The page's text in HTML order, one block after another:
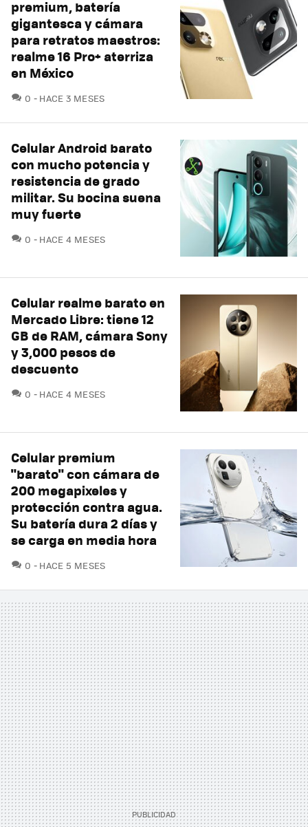
premium, batería
gigantesca y cámara
para retratos maestros:
realme 16 Pro+ aterriza
en México
0 COMENTARIOS
HACE 3 MESES
Celular Android barato
con mucho potencia y
resistencia de grado
militar. Su bocina suena
muy fuerte
0 COMENTARIOS
HACE 4 MESES
Celular realme barato en
Mercado Libre: tiene 12
GB de RAM, cámara Sony
y 3,000 pesos de
descuento
0 COMENTARIOS
HACE 4 MESES
Celular premium
"barato" con cámara de
200 megapixeles y
protección contra agua.
Su batería dura 2 días y
se carga en media hora
0 COMENTARIOS
HACE 5 MESES